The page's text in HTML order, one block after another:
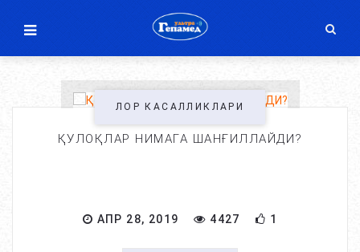
ЛОР КАСАЛЛИКЛАРИ
ҚУЛОҚЛАР НИМАГА ШАНҒИЛЛАЙДИ?
АПР 28, 2019 4427 1